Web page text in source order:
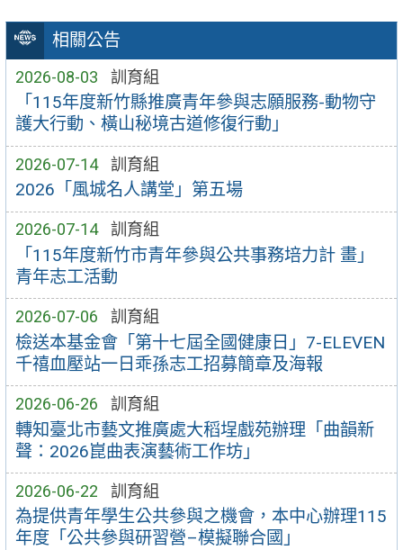
相關公告
2026-08-03 訓育組
「115年度新竹縣推廣青年參與志願服務-動物守
護大行動、橫山秘境古道修復行動」
2026-07-14 訓育組
2026「風城名人講堂」第五場
2026-07-14 訓育組
「115年度新竹市青年參與公共事務培力計 畫」
青年志工活動
2026-07-06 訓育組
檢送本基金會「第十七屆全國健康日」7-ELEVEN
千禧血壓站一日乖孫志工招募簡章及海報
2026-06-26 訓育組
轉知臺北市藝文推廣處大稻埕戲苑辦理「曲韻新
聲：2026崑曲表演藝術工作坊」
2026-06-22 訓育組
為提供青年學生公共參與之機會，本中心辦理115
年度「公共參與研習營–模擬聯合國」